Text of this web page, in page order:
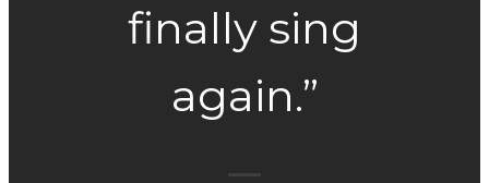
finally sing
again.”